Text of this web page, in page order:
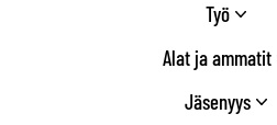
Työ
Alat ja ammatit
Jäsenyys